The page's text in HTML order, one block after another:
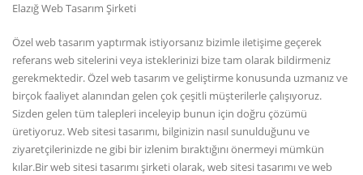
Elazığ Web Tasarım Şirketi
Özel web tasarım yaptırmak istiyorsanız bizimle iletişime geçerek
referans web sitelerini veya isteklerinizi bize tam olarak bildirmeniz
gerekmektedir. Özel web tasarım ve geliştirme konusunda uzmanız ve
birçok faaliyet alanından gelen çok çeşitli müşterilerle çalışıyoruz.
Sizden gelen tüm talepleri inceleyip bunun için doğru çözümü
üretiyoruz. Web sitesi tasarımı, bilginizin nasıl sunulduğunu ve
ziyaretçilerinizde ne gibi bir izlenim bıraktığını önermeyi mümkün
kılar.Bir web sitesi tasarımı şirketi olarak, web sitesi tasarımı ve web